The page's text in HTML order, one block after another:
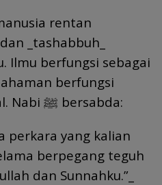
rentan
_tashabbuh_
Ilmu berfungsi sebagai
berfungsi
sebagai kompas moral. Nabi ﷺ bersabda:
perkara yang kalian
berpegang teguh
dan Sunnahku.”_